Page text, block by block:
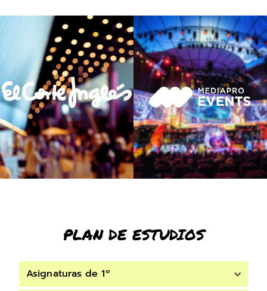
PLAN DE ESTUDIOS
Asignaturas de 1º